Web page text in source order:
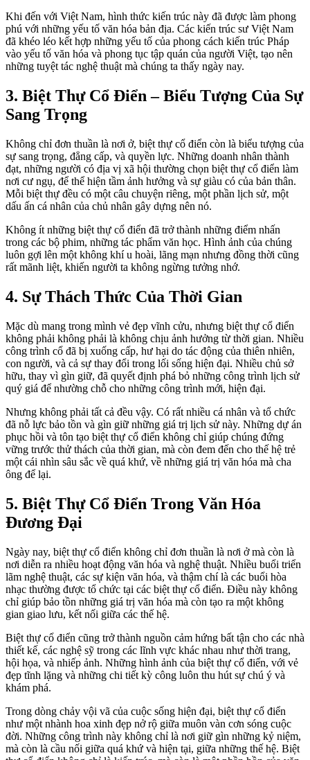
Khi đến với Việt Nam, hình thức kiến trúc này đã được làm phong
phú với những yếu tố văn hóa bản địa. Các kiến trúc sư Việt Nam
đã khéo léo kết hợp những yếu tố của phong cách kiến trúc Pháp
vào yếu tố văn hóa và phong tục tập quán của người Việt, tạo nên
những tuyệt tác nghệ thuật mà chúng ta thấy ngày nay.
3. Biệt Thự Cổ Điển – Biểu Tượng Của Sự
Sang Trọng
Không chỉ đơn thuần là nơi ở, biệt thự cổ điển còn là biểu tượng của
sự sang trọng, đẳng cấp, và quyền lực. Những doanh nhân thành
đạt, những người có địa vị xã hội thường chọn biệt thự cổ điển làm
nơi cư ngụ, để thể hiện tầm ảnh hưởng và sự giàu có của bản thân.
Mỗi biệt thự đều có một câu chuyện riêng, một phần lịch sử, một
dấu ấn cá nhân của chủ nhân gây dựng nên nó.
Không ít những biệt thự cổ điển đã trở thành những điểm nhấn
trong các bộ phim, những tác phẩm văn học. Hình ảnh của chúng
luôn gợi lên một không khí u hoài, lãng mạn nhưng đồng thời cũng
rất mãnh liệt, khiến người ta không ngừng tưởng nhớ.
4. Sự Thách Thức Của Thời Gian
Mặc dù mang trong mình vẻ đẹp vĩnh cửu, nhưng biệt thự cổ điển
không phải không phải là không chịu ảnh hưởng từ thời gian. Nhiều
công trình cổ đã bị xuống cấp, hư hại do tác động của thiên nhiên,
con người, và cả sự thay đổi trong lối sống hiện đại. Nhiều chủ sở
hữu, thay vì gìn giữ, đã quyết định phá bỏ những công trình lịch sử
quý giá để nhường chỗ cho những công trình mới, hiện đại.
Nhưng không phải tất cả đều vậy. Có rất nhiều cá nhân và tổ chức
đã nỗ lực bảo tồn và gìn giữ những giá trị lịch sử này. Những dự án
phục hồi và tôn tạo biệt thự cổ điển không chỉ giúp chúng đứng
vững trước thử thách của thời gian, mà còn đem đến cho thế hệ trẻ
một cái nhìn sâu sắc về quá khứ, về những giá trị văn hóa mà cha
ông để lại.
5. Biệt Thự Cổ Điển Trong Văn Hóa
Đương Đại
Ngày nay, biệt thự cổ điển không chỉ đơn thuần là nơi ở mà còn là
nơi diễn ra nhiều hoạt động văn hóa và nghệ thuật. Nhiều buổi triển
lãm nghệ thuật, các sự kiện văn hóa, và thậm chí là các buổi hòa
nhạc thường được tổ chức tại các biệt thự cổ điển. Điều này không
chỉ giúp bảo tồn những giá trị văn hóa mà còn tạo ra một không
gian giao lưu, kết nối giữa các thế hệ.
Biệt thự cổ điển cũng trở thành nguồn cảm hứng bất tận cho các nhà
thiết kế, các nghệ sỹ trong các lĩnh vực khác nhau như thời trang,
hội họa, và nhiếp ảnh. Những hình ảnh của biệt thự cổ điển, với vẻ
đẹp tĩnh lặng và những chi tiết kỳ công luôn thu hút sự chú ý và
khám phá.
Trong dòng chảy vội vã của cuộc sống hiện đại, biệt thự cổ điển
như một nhành hoa xinh đẹp nở rộ giữa muôn vàn cơn sóng cuộc
đời. Những công trình này không chỉ là nơi giữ gìn những kỷ niệm,
mà còn là cầu nối giữa quá khứ và hiện tại, giữa những thế hệ. Biệt